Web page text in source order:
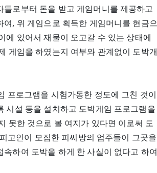
로부터 돈을 받고 게임머니를 제공하고
, 위 게임으로 획득한 게임머니를 현금으
에 있어서 재물이 오고갈 수 있는 상태에
게임을 하였는지 여부와 관계없이 도박개
프로그램을 시험가동한 정도에 그친 것이
시설 등을 설치하고 도박게임 프로그램을
못한 것으로 볼 여지가 있다면 이로써 도
고인이 모집한 피씨방의 업주들이 그곳을
하여 도박을 하게 한 사실이 없다고 하여